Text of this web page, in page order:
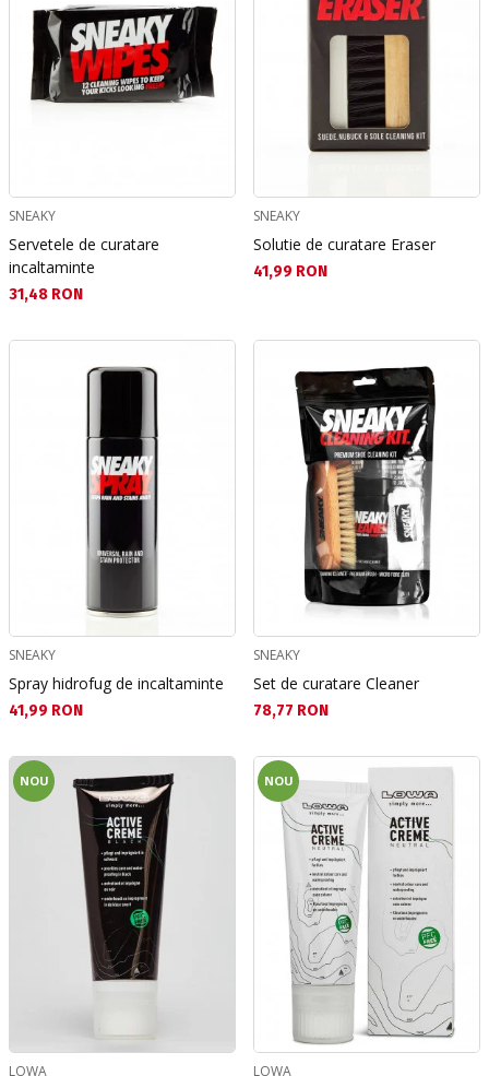
SNEAKY
Servetele de curatare
incaltaminte
Текуща цена:
31,48 RON
SNEAKY
Solutie de curatare Eraser
Текуща цена:
41,99 RON
SNEAKY
Spray hidrofug de incaltaminte
Текуща цена:
41,99 RON
SNEAKY
Set de curatare Cleaner
Текуща цена:
78,77 RON
NOU
LOWA
NOU
LOWA